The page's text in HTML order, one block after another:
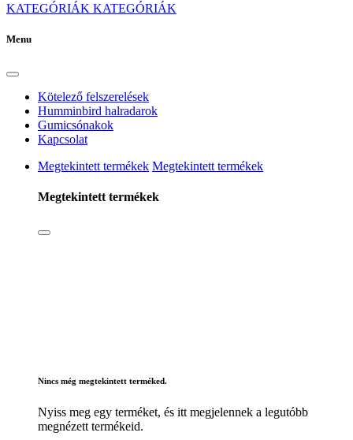
KATEGÓRIÁK KATEGÓRIÁK
Menu
Kötelező felszerelések
Humminbird halradarok
Gumicsónakok
Kapcsolat
Megtekintett termékek Megtekintett termékek
Megtekintett termékek
Nincs még megtekintett terméked.
Nyiss meg egy terméket, és itt megjelennek a legutóbb
megnézett termékeid.